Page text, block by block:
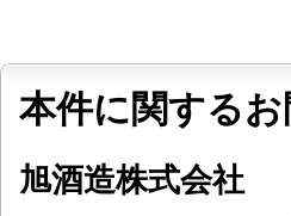
本件に関する
旭酒造株式会社